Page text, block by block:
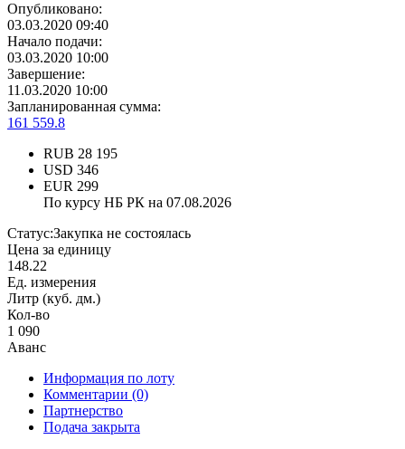
Опубликовано:
03.03.2020 09:40
Начало подачи:
03.03.2020 10:00
Завершение:
11.03.2020 10:00
Запланированная сумма:
161 559.8
RUB 28 195
USD 346
EUR 299
По курсу НБ РК на 07.08.2026
Статус:Закупка не состоялась
Цена за единицу
148.22
Ед. измерения
Литр (куб. дм.)
Кол-во
1 090
Аванс
Информация по лоту
Комментарии (0)
Партнерство
Подача закрыта